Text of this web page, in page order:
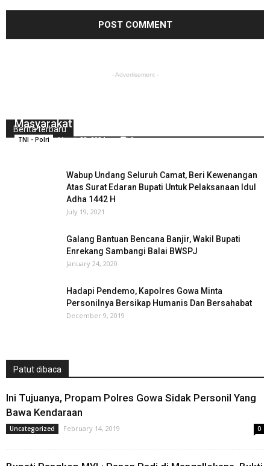
- Advertisement -
Berita terbaru
Masyarakat
TNI - Polri March 23, 2024 0
Wabup Undang Seluruh Camat, Beri Kewenangan
Atas Surat Edaran Bupati Untuk Pelaksanaan Idul
Adha 1442 H
July 19, 2021
Galang Bantuan Bencana Banjir, Wakil Bupati
Enrekang Sambangi Balai BWSPJ
January 24, 2020
Hadapi Pendemo, Kapolres Gowa Minta
Personilnya Bersikap Humanis Dan Bersahabat
December 9, 2019
Patut dibaca
Ini Tujuanya, Propam Polres Gowa Sidak Personil Yang
Bawa Kendaraan
Uncategorized February 14, 2019 0